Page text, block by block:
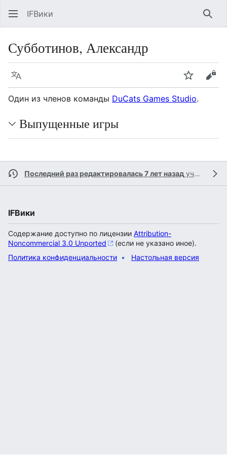
IFВики
Субботинов, Александр
Язык Следить
Один из членов команды DuCats Games Studio.
Выпущенные игры
Последний раз редактировалась 7 лет назад участником
IFВики
Содержание доступно по лицензии Attribution-
Noncommercial 3.0 Unported
(если не указано иное).
Политика конфиденциальности
Настольная версия